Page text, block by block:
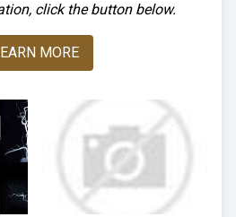
click the button below.
MORE